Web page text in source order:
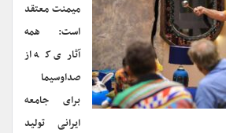
میمنت معتقد
است: همه
آثاری که از
صداوسیما
برای جامعه
ایرانی تولید